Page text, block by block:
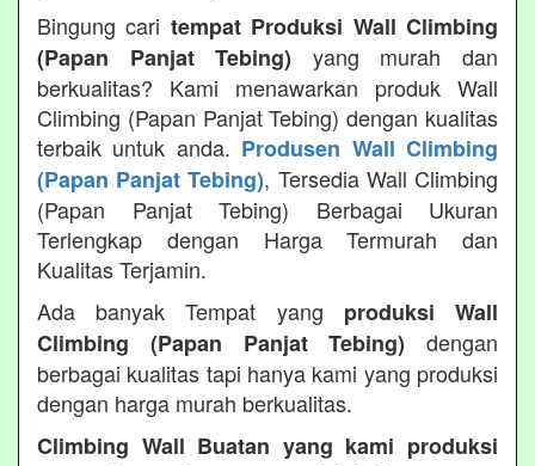
Bingung cari tempat Produksi Wall Climbing
(Papan Panjat Tebing) yang murah dan
berkualitas? Kami menawarkan produk Wall
Climbing (Papan Panjat Tebing) dengan kualitas
terbaik untuk anda. Produsen Wall Climbing
(Papan Panjat Tebing), Tersedia Wall Climbing
(Papan Panjat Tebing) Berbagai Ukuran
Terlengkap dengan Harga Termurah dan
Kualitas Terjamin.
Ada banyak Tempat yang produksi Wall
Climbing (Papan Panjat Tebing) dengan
berbagai kualitas tapi hanya kami yang produksi
dengan harga murah berkualitas.
Climbing Wall Buatan yang kami produksi